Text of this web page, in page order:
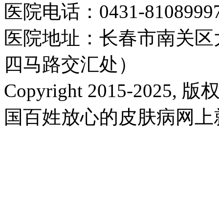
医院电话：0431-
医院地址：长春市南关
四马路交汇处）
Copyright 2015-2025, 版
国百姓放心的皮肤病网